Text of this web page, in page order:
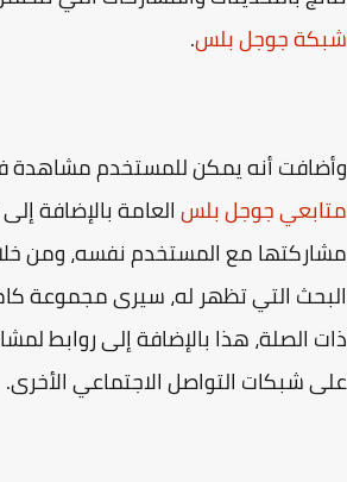
جوجل بلس.
أنه يمكن للمستخدم مشاهدة
جوجل بلسالعامة بالإضافة إلى
مع المستخدم نفسه، ومن خلال
التي تظهر له، سيرى مجموعة
الصلة، هذا بالإضافة إلى روابط
شبكات التواصل الاجتماعي الأخرى.